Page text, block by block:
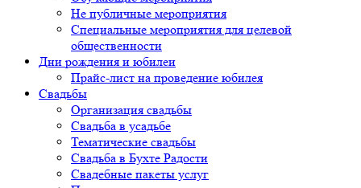
Не публичные мероприятия
Специальные мероприятия для целевой
общественности
Дни рождения и юбилеи
Прайс-лист на проведение юбилея
Свадьбы
Организация свадьбы
Свадьба в усадьбе
Тематические свадьбы
Свадьба в Бухте Радости
Свадебные пакеты услуг